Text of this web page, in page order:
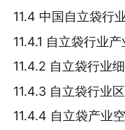
11.4 中国自立袋行
11.4.1 自立袋行业
11.4.2 自立袋行业
11.4.3 自立袋行业
11.4.4 自立袋产业